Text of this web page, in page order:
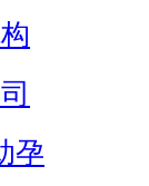
孕